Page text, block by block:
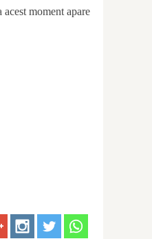
moment apare